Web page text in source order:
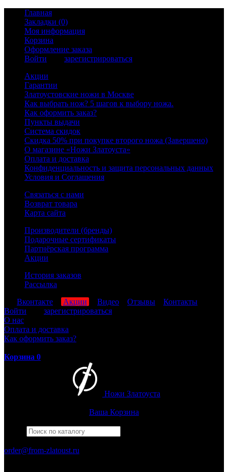
Главная
Закладки (0)
Моя информация
Корзина
Оформление заказа
Войти
зарегистрироваться
Акции
Гарантии
Златоустовские ножи в Москве
Как выбрать нож? 5 шагов к выбору ножа.
Как оформить заказ?
Пункты выдачи
Система скидок
Скидка 50% при покупке второго ножа (Завершено)
О магазине «Ножи Златоуста»
Оплата и доставка
Конфиденциальность и защита персональных данных
Условия и Соглашения
Связаться с нами
Возврат товара
Карта сайта
Производители (бренды)
Подарочные сертификаты
Партнёрская программа
Акции
История заказов
Рассылка
Вконтакте Акции Видео Отзывы
Контакты
Войти
зарегистрироваться
О нас
Оплата и доставка
Как оформить заказ?
Корзина 0
Ножи Златоуста
Ваша Корзина
order@from-zlatoust.ru